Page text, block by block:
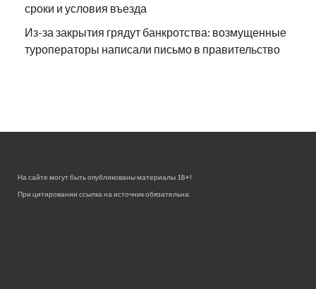
сроки и условия въезда
Из-за закрытия грядут банкротства: возмущенные
туроператоры написали письмо в правительство
На сайте могут быть опубликованы материалы 18+!
При цитировании ссылка на источник обязательна.